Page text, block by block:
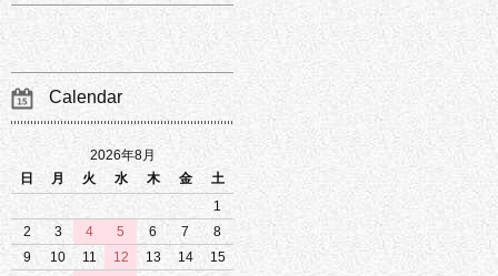
Calendar
2026年8月
日
月 火 水 木 金
土
1
2
3 4 5 6 7
8
9
10 11 12 13 14
15